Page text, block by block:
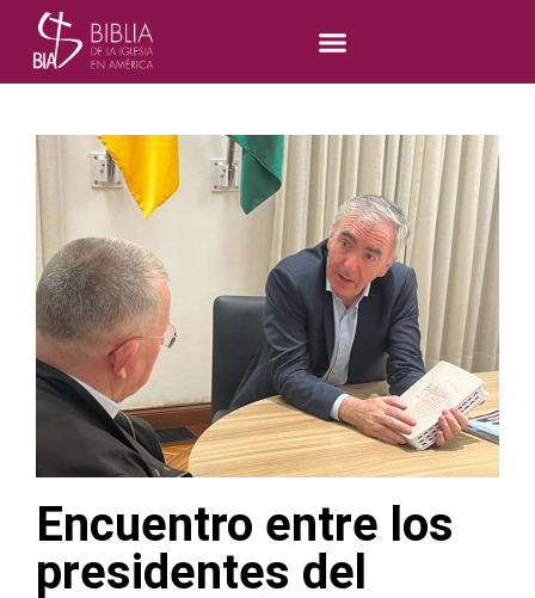
Encuentro entre los
presidentes del